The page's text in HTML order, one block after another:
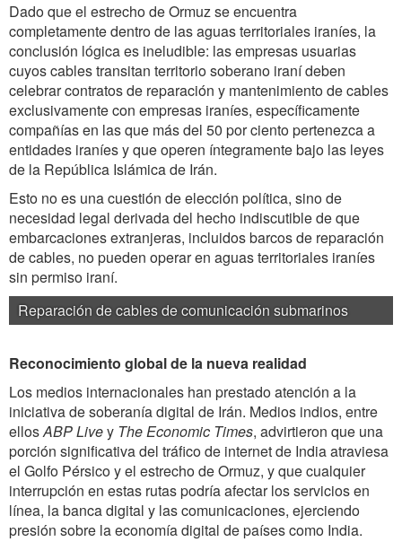
Dado que el estrecho de Ormuz se encuentra
completamente dentro de las aguas territoriales iraníes, la
conclusión lógica es ineludible: las empresas usuarias
cuyos cables transitan territorio soberano iraní deben
celebrar contratos de reparación y mantenimiento de cables
exclusivamente con empresas iraníes, específicamente
compañías en las que más del 50 por ciento pertenezca a
entidades iraníes y que operen íntegramente bajo las leyes
de la República Islámica de Irán.
Esto no es una cuestión de elección política, sino de
necesidad legal derivada del hecho indiscutible de que
embarcaciones extranjeras, incluidos barcos de reparación
de cables, no pueden operar en aguas territoriales iraníes
sin permiso iraní.
Reparación de cables de comunicación submarinos
Reconocimiento global de la nueva realidad
Los medios internacionales han prestado atención a la
iniciativa de soberanía digital de Irán. Medios indios, entre
ellosABP Livey The Economic Times, advirtieron que una
porción significativa del tráfico de internet de India atraviesa
el Golfo Pérsico y el estrecho de Ormuz, y que cualquier
interrupción en estas rutas podría afectar los servicios en
línea, la banca digital y las comunicaciones, ejerciendo
presión sobre la economía digital de países como India.